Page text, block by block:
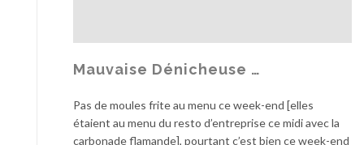
…
Mauvaise Dénicheuse …
Pas de moules frite au menu ce week-end [elles
étaient au menu du resto d’entreprise ce midi avec la
carbonade flamande], pourtant c’est bien ce week-end